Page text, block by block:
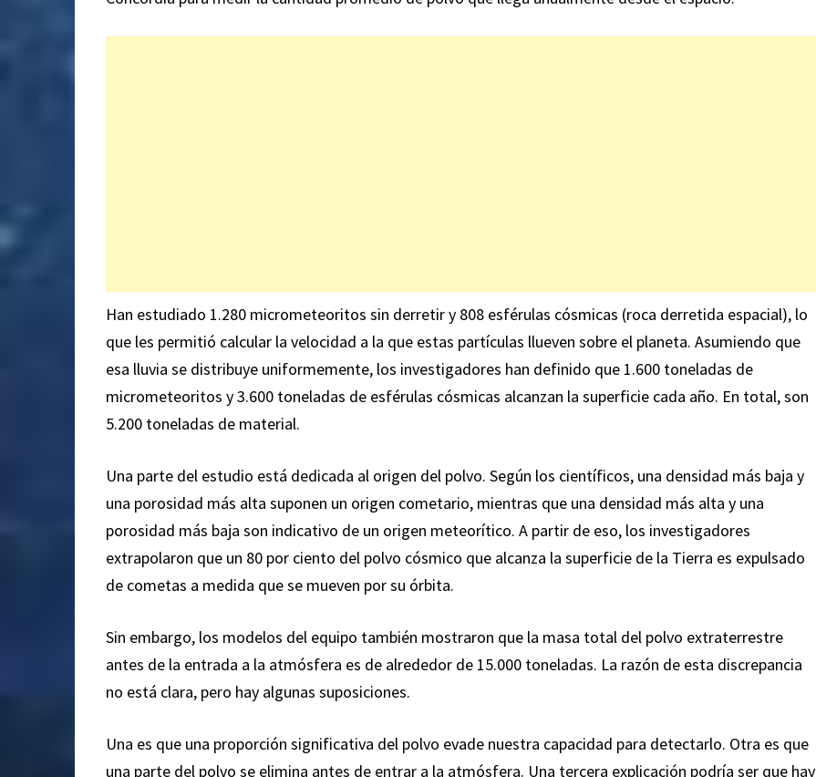
Han estudiado 1.280 micrometeoritos sin derretir y 808 esférulas cósmicas (roca derretida espacial), lo
que les permitió calcular la velocidad a la que estas partículas llueven sobre el planeta. Asumiendo que
esa lluvia se distribuye uniformemente, los investigadores han definido que 1.600 toneladas de
micrometeoritos y 3.600 toneladas de esférulas cósmicas alcanzan la superficie cada año. En total, son
5.200 toneladas de material.
Una parte del estudio está dedicada al origen del polvo. Según los científicos, una densidad más baja y
una porosidad más alta suponen un origen cometario, mientras que una densidad más alta y una
porosidad más baja son indicativo de un origen meteorítico. A partir de eso, los investigadores
extrapolaron que un 80 por ciento del polvo cósmico que alcanza la superficie de la Tierra es expulsado
de cometas a medida que se mueven por su órbita.
Sin embargo, los modelos del equipo también mostraron que la masa total del polvo extraterrestre
antes de la entrada a la atmósfera es de alrededor de 15.000 toneladas. La razón de esta discrepancia
no está clara, pero hay algunas suposiciones.
Una es que una proporción significativa del polvo evade nuestra capacidad para detectarlo. Otra es que
una parte del polvo se elimina antes de entrar a la atmósfera. Una tercera explicación podría ser que hay